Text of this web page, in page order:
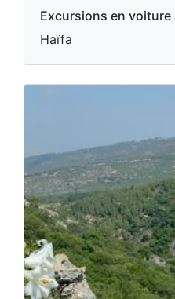
Excursions en
Haïfa